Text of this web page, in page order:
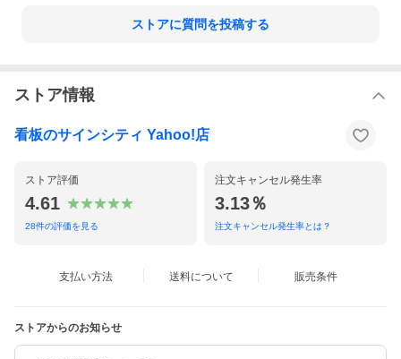
ストアに質問を投稿する
ストア情報
看板のサインシティ Yahoo!店
ストア評価
4.61
28件の評価を見る
注文キャンセル発生率
3.13％
注文キャンセル発生率とは？
支払い方法 送料について 販売条件
ストアからのお知らせ